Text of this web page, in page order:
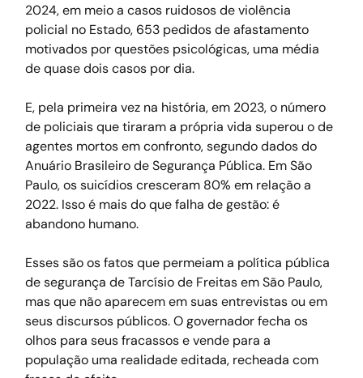
2024, em meio a casos ruidosos de violência
policial no Estado, 653 pedidos de afastamento
motivados por questões psicológicas, uma média
de quase dois casos por dia.
E, pela primeira vez na história, em 2023, o número
de policiais que tiraram a própria vida superou o de
agentes mortos em confronto, segundo dados do
Anuário Brasileiro de Segurança Pública. Em São
Paulo, os suicídios cresceram 80% em relação a
2022. Isso é mais do que falha de gestão: é
abandono humano.
Esses são os fatos que permeiam a política pública
de segurança de Tarcísio de Freitas em São Paulo,
mas que não aparecem em suas entrevistas ou em
seus discursos públicos. O governador fecha os
olhos para seus fracassos e vende para a
população uma realidade editada, recheada com